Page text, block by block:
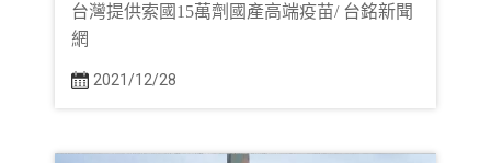
台灣提供索國15萬劑國產高端疫苗/ 台銘新聞
網
2021/12/28